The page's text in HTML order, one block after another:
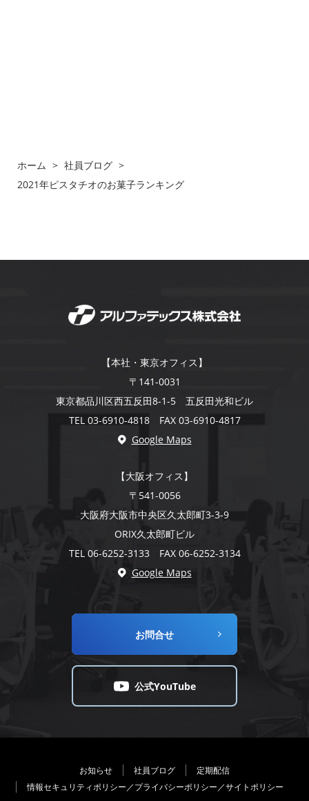
ホーム > 社員ブログ >
2021年ピスタチオのお菓子ランキング
【本社・東京オフィス】
〒141-0031
東京都品川区西五反田8-1-5 五反田光和ビル
TEL 03-6910-4818 FAX 03-6910-4817
Google Maps
【大阪オフィス】
〒541-0056
大阪府大阪市中央区久太郎町3-3-9
ORIX久太郎町ビル
TEL 06-6252-3133 FAX 06-6252-3134
Google Maps
お問合せ
公式YouTube
お知らせ 社員ブログ
定期配信
情報セキュリティポリシー／プライバシーポリシー／サイトポリシー